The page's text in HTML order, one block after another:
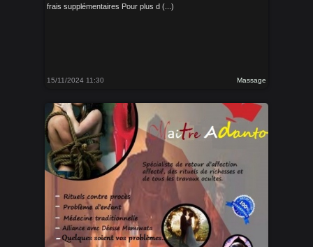
frais supplémentaires Pour plus d (...)
15/11/2024 11:30 Massage